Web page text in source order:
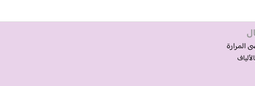
المرارة